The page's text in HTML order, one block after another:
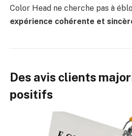
Color Head ne cherche pas à
expérience cohérente et
Des avis clients
positifs